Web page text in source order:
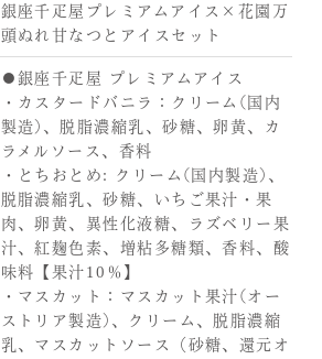
銀座千疋屋プレミアムアイス×花園万
頭ぬれ甘なつとアイスセット
●銀座千疋屋 プレミアムアイス
・カスタードバニラ：クリーム(国内
製造)、脱脂濃縮乳、砂糖、卵黄、カ
ラメルソース、香料
・とちおとめ: クリーム(国内製造)、
脱脂濃縮乳、砂糖、いちご果汁・果
肉、卵黄、異性化液糖、ラズベリー果
汁、紅麹色素、増粘多糖類、香料、酸
味料【果汁10％】
・マスカット：マスカット果汁(オー
ストリア製造)、クリーム、脱脂濃縮
乳、マスカットソース（砂糖、還元オ